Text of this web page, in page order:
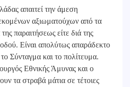
απαιτεί την άμεση
αξιωματούχων από τα
παραιτήσεως είτε διά της
οδού. Είναι απολύτως απαράδεκτο
Σύνταγμα και το πολίτευμα.
Εθνικής Άμυνας και ο
τα στραβά μάτια σε τέτοιες